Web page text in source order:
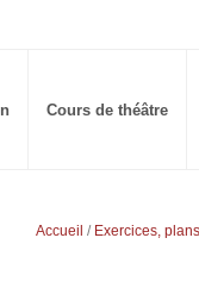
Cours de théâtre
Accueil / Exercices,